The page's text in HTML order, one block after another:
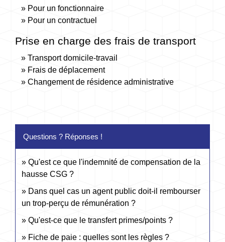
Pour un fonctionnaire
Pour un contractuel
Prise en charge des frais de transport
Transport domicile-travail
Frais de déplacement
Changement de résidence administrative
Questions ? Réponses !
Qu'est ce que l'indemnité de compensation de la
hausse CSG ?
Dans quel cas un agent public doit-il rembourser
un trop-perçu de rémunération ?
Qu'est-ce que le transfert primes/points ?
Fiche de paie : quelles sont les règles ?